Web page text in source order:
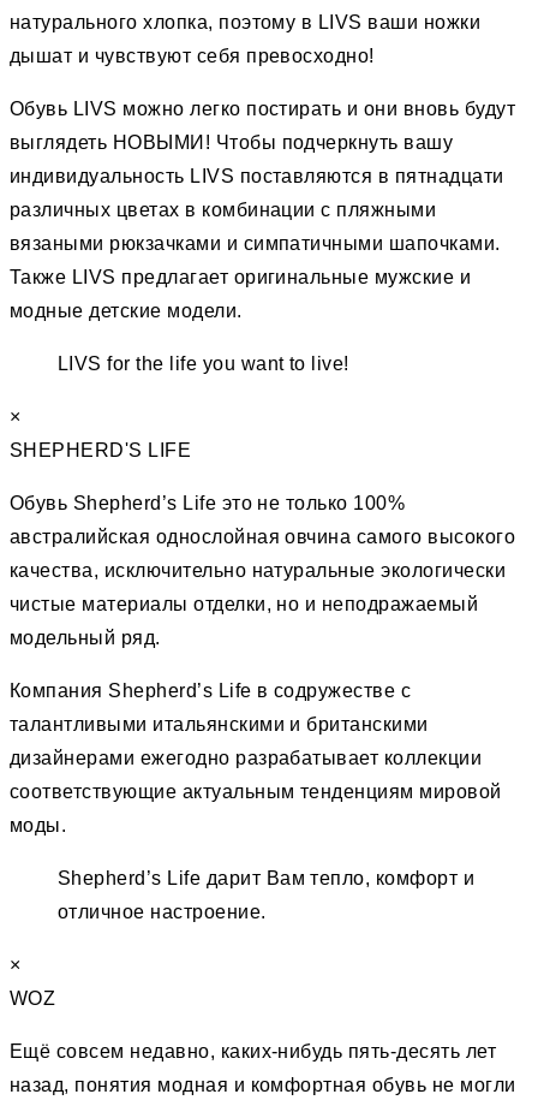
натурального хлопка, поэтому в LIVS ваши ножки
дышат и чувствуют себя превосходно!
Обувь LIVS можно легко постирать и они вновь будут
выглядеть НОВЫМИ! Чтобы подчеркнуть вашу
индивидуальность LIVS поставляются в пятнадцати
различных цветах в комбинации с пляжными
вязаными рюкзачками и симпатичными шапочками.
Также LIVS предлагает оригинальные мужские и
модные детские модели.
LIVS for the life you want to live!
×
SHEPHERD'S LIFE
Обувь Shepherd’s Life это не только 100%
австралийская однослойная овчина самого высокого
качества, исключительно натуральные экологически
чистые материалы отделки, но и неподражаемый
модельный ряд.
Компания Shepherd’s Life в содружестве с
талантливыми итальянскими и британскими
дизайнерами ежегодно разрабатывает коллекции
соответствующие актуальным тенденциям мировой
моды.
Shepherd’s Life дарит Вам тепло, комфорт и
отличное настроение.
×
WOZ
Ещё совсем недавно, каких-нибудь пять-десять лет
назад, понятия модная и комфортная обувь не могли